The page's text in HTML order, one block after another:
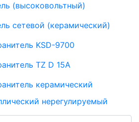
(высоковольтный)
сетевой (керамический)
KSD-9700
TZ D 15A
керамический
нерегулируемый